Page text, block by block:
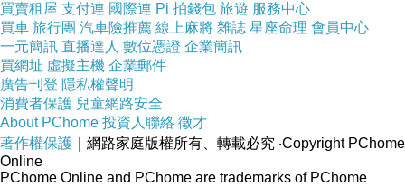
商品訊息描述: 道地濃郁的黑糖香配上新鮮雞
蛋，入口黑糖香味自然散出，甜而不膩是您休閒
點心，下午茶最佳良伴。
momo網站網址
買賣租屋 支付連 國際連 Pi 拍錢包 旅遊 服務中心
買車 旅行團 汽車險推薦 線上麻將 雜誌 星座命理 會員中心
一元簡訊 直播達人 數位憑證 企業簡訊
買網址 虛擬主機 企業郵件
廣告刊登 隱私權聲明
消費者保護 兒童網路安全
About PChome 投資人聯絡 徵才
著作權保護 ｜網路家庭版權所有、轉載必究 ‧Copyright PChome
Online
PChome Online and PChome are trademarks of PChome